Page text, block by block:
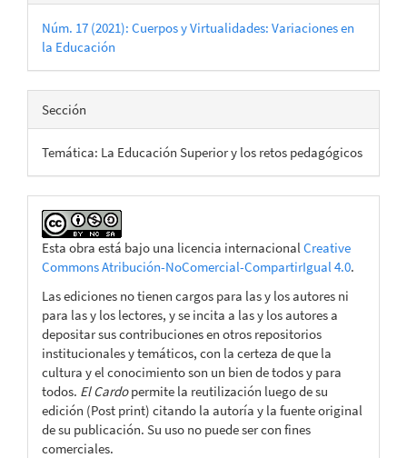
Núm. 17 (2021): Cuerpos y Virtualidades: Variaciones en
la Educación
Sección
Temática: La Educación Superior y los retos pedagógicos
Esta obra está bajo una licencia internacionalCreative
Commons Atribución-NoComercial-CompartirIgual 4.0.
Las ediciones no tienen cargos para las y los autores ni
para las y los lectores, y se incita a las y los autores a
depositar sus contribuciones en otros repositorios
institucionales y temáticos, con la certeza de que la
cultura y el conocimiento son un bien de todos y para
todos. El Cardopermite la reutilización luego de su
edición (Post print) citando la autoría y la fuente original
de su publicación. Su uso no puede ser con fines
comerciales.